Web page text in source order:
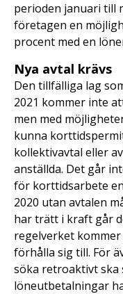
perioden januari till
företagen en
procent med en
Nya avtal krävs
Den tillfälliga lag
2021 kommer inte
men med
kunna
kollektivavtal eller
anställda. Det går
för korttidsarbete
2020 utan avtalen
har trätt i kraft går
regelverket
förhålla sig till. För
söka retroaktivt ska
löneutbetalningar